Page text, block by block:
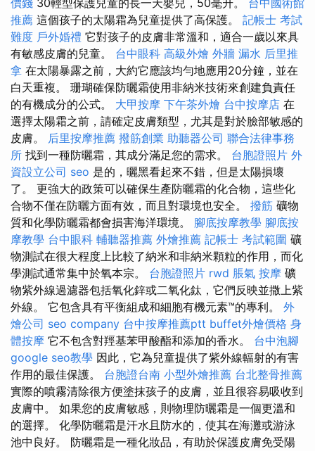
價錢 30輕型保護兒童的長一天嬰兒，50毫升。 台中國術館
推薦 這個孩子的太陽霜為兒童提供了高保護。 記帳士 考試
難度 戶外婚禮 它對孩子的皮膚非常溫和，適合一歲以來具
有敏感皮膚的兒童。 台中眼科 高級外燴 外牆 漏水 后里推
拿 在太陽暴露之前，大約它應該均勻地應用20分鐘，並在
白天重複。 珊瑚確保防曬霜使用非納米技術來創建負責任
的有機成分的公式。 大甲按摩 下午茶外燴 台中按摩店 在
選擇太陽霜之前，請確定皮膚類型，尤其是對於臉部敏感的
皮膚。 后里按摩推薦 撥筋創業 助聽器公司 聯合法律事務
所 找到一種防曬霜，其成分滿足您的需求。 台胞證照片 外
資設立公司 seo 是的，曬黑看起來不錯，但是太陽損壞
了。 更強大的政策可以確保生產防曬霜的化合物，這些化
合物不僅在防曬方面有效，而且對環境也安全。 撥筋 礦物
質和化學防曬霜都會損害海洋環境。 腳底按摩教學 腳底按
摩教學 台中眼科 輔聽器推薦 外燴推薦 記帳士 考試範圍 礦
物測試在很大程度上比較了納米和非納米顆粒的作用，而化
學測試通常集中於氧本宗。 台胞證照片 rwd 脹氣 按摩 礦
物紫外線過濾器包括氧化鋅或二氧化鈦，它們反映並撒上紫
外線。 它包含具有平衡組成和細胞有機元素™的專利。 外
燴公司 seo company 台中按摩推薦ptt buffet外燴價格 身
體按摩 它不包含對羥基苯甲酸酯和添加的香水。 台中泡腳
google seo教學 因此，它為兒童提供了紫外線輻射的有害
作用的最佳保護。 台胞證台南 小型外燴推薦 台北整骨推薦
實際的噴霧清除很方便塗抹孩子的皮膚，並且很容易吸收到
皮膚中。 如果您的皮膚敏感，則物理防曬霜是一個更溫和
的選擇。 化學防曬霜是汗水且防水的，使其在海灘或游泳
池中良好。 防曬霜是一種化妝品，有助於保護皮膚免受陽